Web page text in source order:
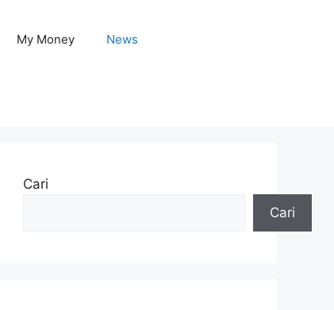
My Money News
Cari
Cari